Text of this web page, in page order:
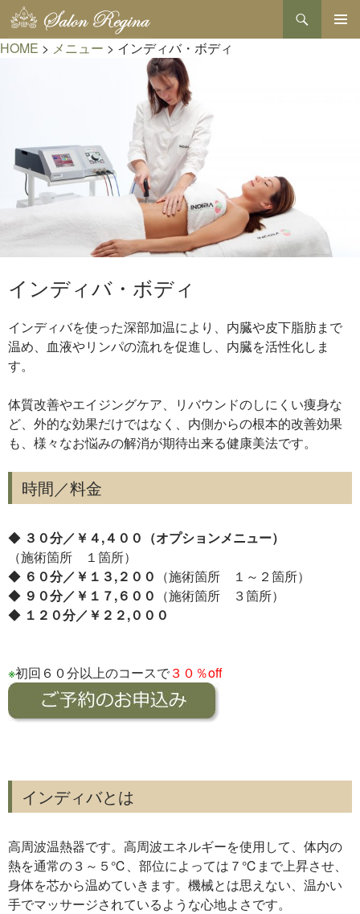
検
索
HOME > メニュー > インディバ・ボディ
インディバ・ボディ
インディバを使った深部加温により、内臓や皮下脂肪まで
温め、血液やリンパの流れを促進し、内臓を活性化しま
す。
体質改善やエイジングケア、リバウンドのしにくい痩身な
ど、外的な効果だけではなく、内側からの根本的改善効果
も、様々なお悩みの解消が期待出来る健康美法です。
時間／料金
◆ ３０分／￥４,４００（オプションメニュー）
（施術箇所 １箇所）
◆ ６０分／￥１３,２００ （施術箇所 １～２箇所）
◆ ９０分／￥１７,６００ （施術箇所 ３箇所）
◆ １２０分／￥２２,０００
※初回６０分以上のコースで３０％off
インディバとは
高周波温熱器です。高周波エネルギーを使用して、体内の
熱を通常の３～５℃、部位によっては７℃まで上昇させ、
身体を芯から温めていきます。機械とは思えない、温かい
手でマッサージされているような心地よさです。